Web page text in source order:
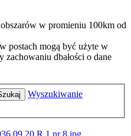
w promieniu 100km od
postach mogą być użyte w
zachowaniu dbałości o dane
Wyszukiwanie